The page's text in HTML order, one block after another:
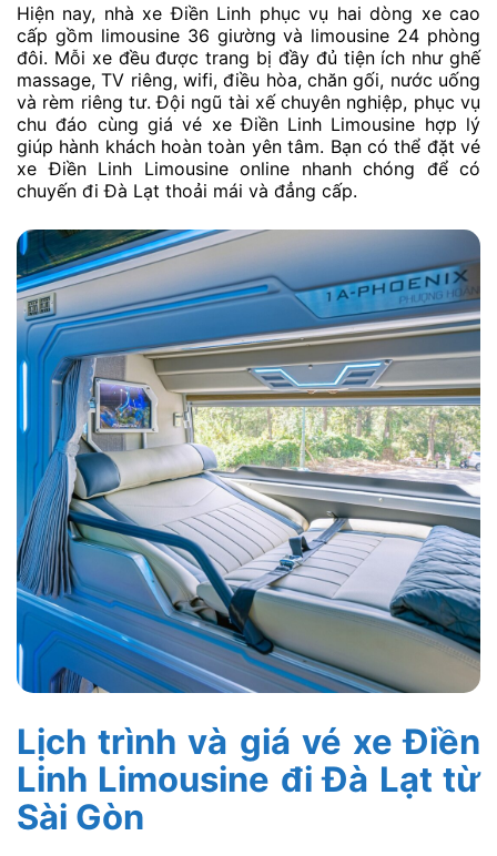
Hiện nay, nhà xe Điền Linh phục vụ hai dòng xe cao
cấp gồm limousine 36 giường và limousine 24 phòng
đôi. Mỗi xe đều được trang bị đầy đủ tiện ích như ghế
massage, TV riêng, wifi, điều hòa, chăn gối, nước uống
và rèm riêng tư. Đội ngũ tài xế chuyên nghiệp, phục vụ
chu đáo cùng giá vé xe Điền Linh Limousine hợp lý
giúp hành khách hoàn toàn yên tâm. Bạn có thể đặt vé
xe Điền Linh Limousine online nhanh chóng để có
chuyến đi Đà Lạt thoải mái và đẳng cấp.
Lịch trình và giá vé xe Điền
Linh Limousine đi Đà Lạt từ
Sài Gòn